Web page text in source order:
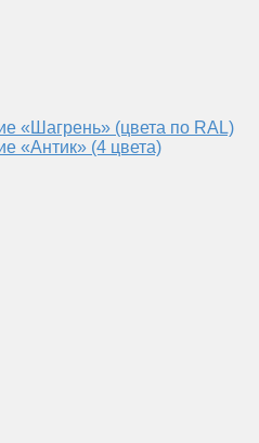
«Шагрень» (цвета по RAL)
«Антик» (4 цвета)